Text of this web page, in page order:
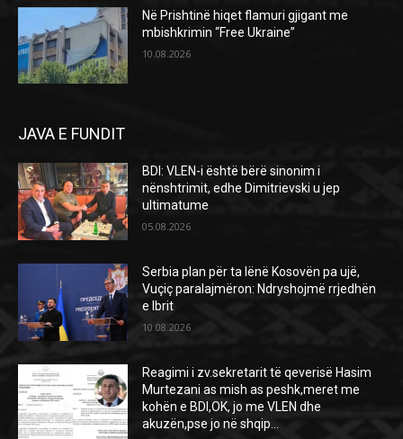
Në Prishtinë hiqet flamuri gjigant me
mbishkrimin “Free Ukraine”
10.08.2026
JAVA E FUNDIT
BDI: VLEN-i është bërë sinonim i
nënshtrimit, edhe Dimitrievski u jep
ultimatume
05.08.2026
Serbia plan për ta lënë Kosovën pa ujë,
Vuçiç paralajmëron: Ndryshojmë rrjedhën
e Ibrit
10.08.2026
Reagimi i zv.sekretarit të qeverisë Hasim
Murtezani as mish as peshk,meret me
kohën e BDI,OK, jo me VLEN dhe
akuzën,pse jo në shqip...